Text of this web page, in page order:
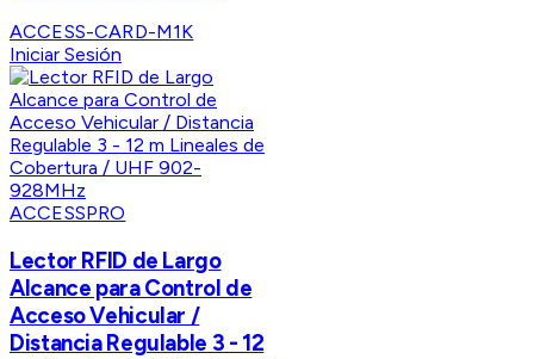
ACCESS-CARD-M1K
Iniciar Sesión
ACCESSPRO
Lector RFID de Largo
Alcance para Control de
Acceso Vehicular /
Distancia Regulable 3 - 12